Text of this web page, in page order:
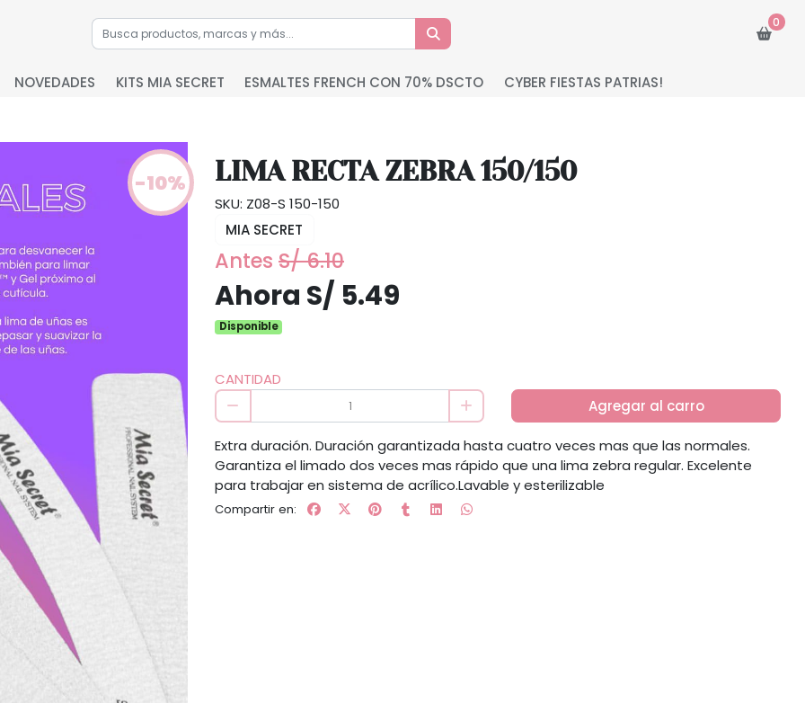
0
NOVEDADES KITS MIA SECRET ESMALTES FRENCH CON 70% DSCTO CYBER FIESTAS PATRIAS!
-10% LIMA RECTA ZEBRA 150/150
SKU: Z08-S 150-150
MIA SECRET
Antes S/ 6.10
Ahora S/ 5.49
Disponible
CANTIDAD
Agregar al carro
Extra duración. Duración garantizada hasta cuatro veces mas que las normales.
Garantiza el limado dos veces mas rápido que una lima zebra regular. Excelente
para trabajar en sistema de acrílico.Lavable y esterilizable
Compartir en: